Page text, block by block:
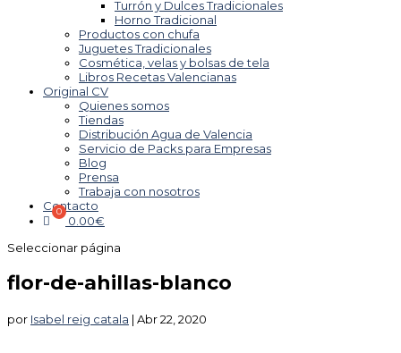
Turrón y Dulces Tradicionales
Horno Tradicional
Productos con chufa
Juguetes Tradicionales
Cosmética, velas y bolsas de tela
Libros Recetas Valencianas
Original CV
Quienes somos
Tiendas
Distribución Agua de Valencia
Servicio de Packs para Empresas
Blog
Prensa
Trabaja con nosotros
Contacto
0.00€
Seleccionar página
flor-de-ahillas-blanco
por Isabel reig catala | Abr 22, 2020